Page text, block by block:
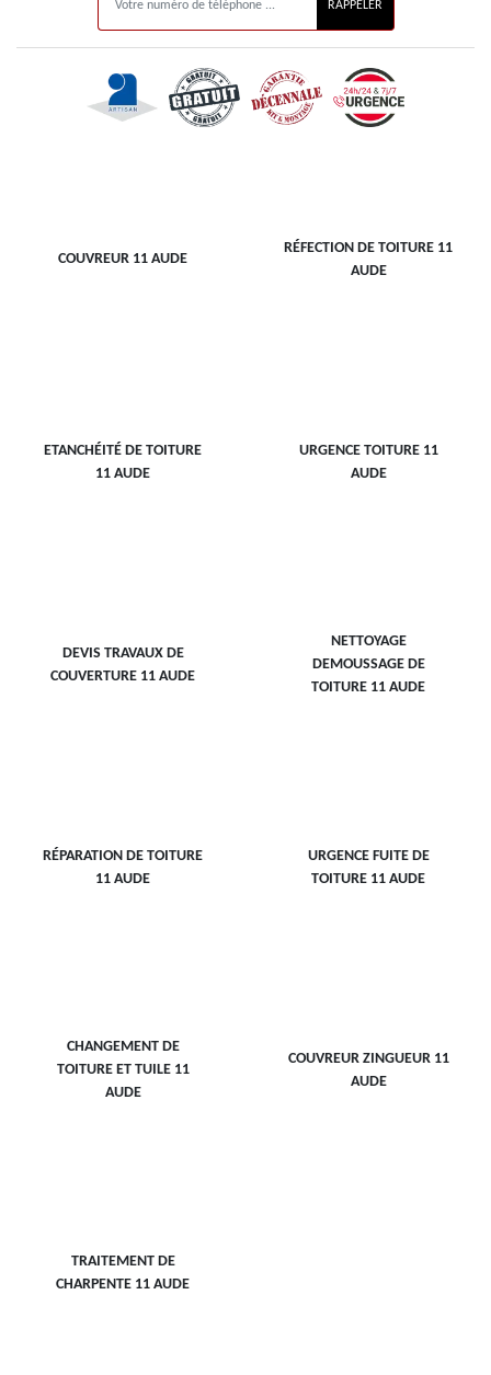
COUVREUR 11 AUDE
RÉFECTION DE TOITURE 11
AUDE
ETANCHÉITÉ DE TOITURE
11 AUDE
URGENCE TOITURE 11
AUDE
DEVIS TRAVAUX DE
COUVERTURE 11 AUDE
NETTOYAGE
DEMOUSSAGE DE
TOITURE 11 AUDE
RÉPARATION DE TOITURE
11 AUDE
URGENCE FUITE DE
TOITURE 11 AUDE
CHANGEMENT DE
TOITURE ET TUILE 11
AUDE
COUVREUR ZINGUEUR 11
AUDE
TRAITEMENT DE
CHARPENTE 11 AUDE